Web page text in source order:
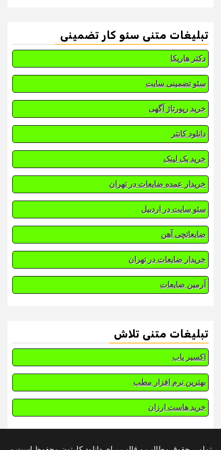
تبلیغات متنی سئو کار تضمینی
دکتر هاریکا
سئو تضمینی سایت
خرید رپورتاژ آگهی
دانلود کانتر
خرید بک لینک
خریدار عمده ضایعات در تهران
سئو سایت در اردبیل
ضایعاتچی آهن
خریدار ضایعات در تهران
آرمین ضایعات
تبلیغات متنی تلاش
اکسیر یاب
بهترین نرم افزار مطب
خرید هاست ارزان